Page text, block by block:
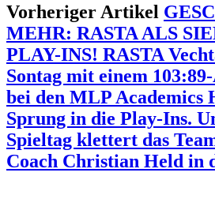
Vorheriger Artikel
MEHR: RASTA ALS
PLAY-INS! RASTA
Sontag mit einem
bei den MLP Academics
Sprung in die Play-Ins.
Spieltag klettert das
Coach Christian Held in